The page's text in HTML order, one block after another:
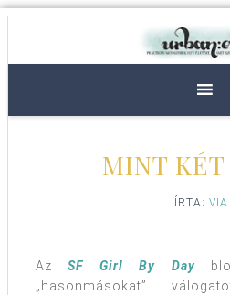
MINT KÉT
ÍRTA: VIA
AzSF Girl By Day
„hasonmásokat”